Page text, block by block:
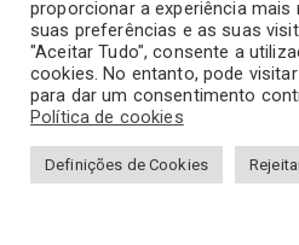
proporcionar a experiência mais
suas preferências e as suas
"Aceitar Tudo", consente a
cookies. No entanto, pode
para dar um consentimento
Política de cookies
Definições de Cookies